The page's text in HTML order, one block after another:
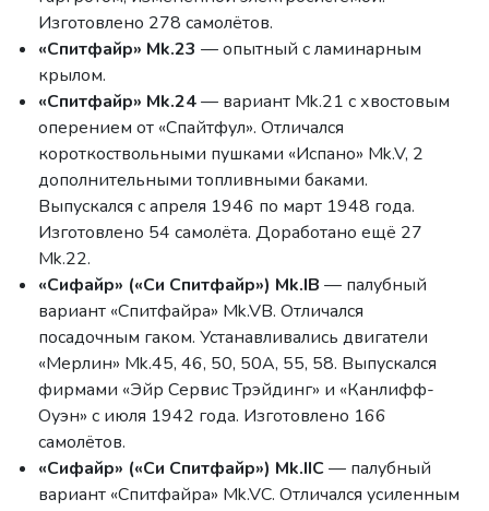
Изготовлено 278 самолётов.
«Спитфайр» Mk.23 — опытный с ламинарным
крылом.
«Спитфайр» Mk.24— вариант Mk.21 с хвостовым
оперением от «Спайтфул». Отличался
короткоствольными пушками «Испано» Mk.V, 2
дополнительными топливными баками.
Выпускался с апреля 1946 по март 1948 года.
Изготовлено 54 самолёта. Доработано ещё 27
Mk.22.
«Сифайр» («Си Спитфайр») Mk.IB — палубный
вариант «Спитфайра» Mk.VB. Отличался
посадочным гаком. Устанавливались двигатели
«Мерлин» Mk.45, 46, 50, 50A, 55, 58. Выпускался
фирмами «Эйр Сервис Трэйдинг» и «Канлифф-
Оуэн» с июля 1942 года. Изготовлено 166
самолётов.
«Сифайр» («Си Спитфайр») Mk.IIC— палубный
вариант «Спитфайра» Mk.VC. Отличался усиленным